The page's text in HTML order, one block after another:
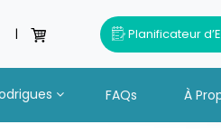
| Planificateur
FAQs À